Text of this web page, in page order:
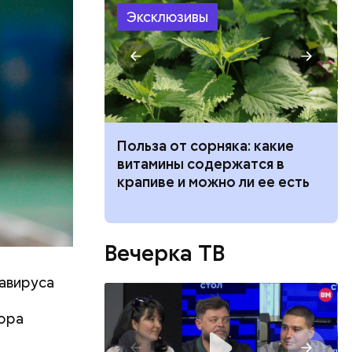
лет
это
уже не
Эксклюзивы
к
глаз
Польза от сорняка: какие
витамины содержатся в
крапиве и можно ли ее есть
Вечерка ТВ